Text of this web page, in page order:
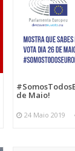
de Maio!
24 Maio 2019